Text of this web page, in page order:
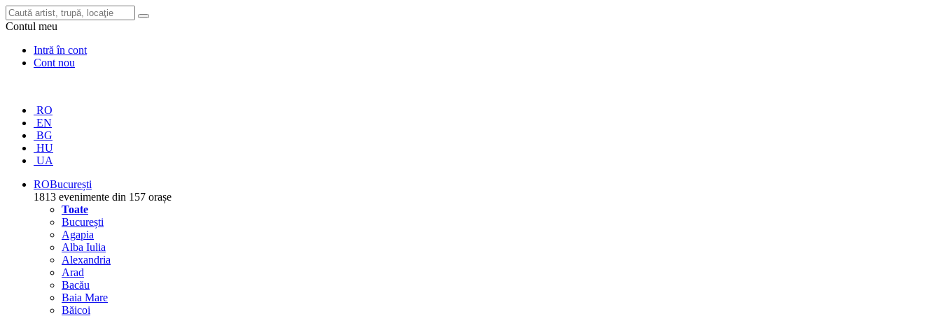
Contul meu
Intră în cont
Cont nou
RO
EN
BG
HU
UA
ROBucurești
1813 evenimente din 157 orașe
Toate
București
Agapia
Alba Iulia
Alexandria
Arad
Bacău
Baia Mare
Băicoi